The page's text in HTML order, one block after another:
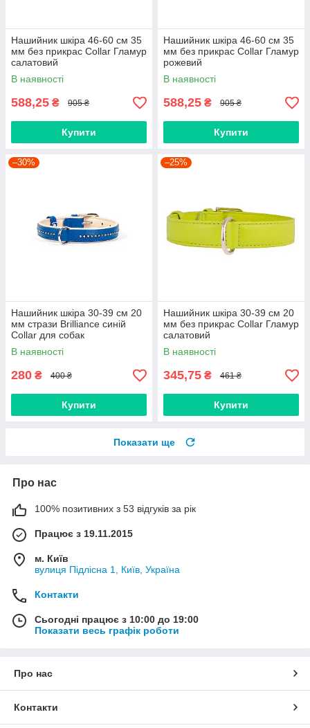
Нашийник шкіра 46-60 см 35
мм без прикрас Collar Гламур
салатовий
В наявності
588,25 ₴ 905 ₴
Купити
Нашийник шкіра 46-60 см 35
мм без прикрас Collar Гламур
рожевий
В наявності
588,25 ₴ 905 ₴
Купити
–30%
Нашийник шкіра 30-39 см 20
мм стрази Brilliance синій
Collar для собак
В наявності
280 ₴ 400 ₴
Купити
–25%
Нашийник шкіра 30-39 см 20
мм без прикрас Collar Гламур
салатовий
В наявності
345,75 ₴ 461 ₴
Купити
Показати ще
Про нас
100% позитивних з 53 відгуків за рік
Працює з 19.11.2015
м. Київ
вулиця Підлісна 1, Київ, Україна
Контакти
Сьогодні працює з 10:00 до 19:00
Показати весь графік роботи
Про нас
Контакти